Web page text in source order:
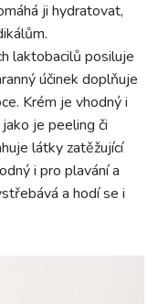
ji hydratovat,
laktobacilů posiluje
účinek doplňuje
Krém je vhodný i
je peeling či
látky zatěžující
i pro plavání a
a hodí se i